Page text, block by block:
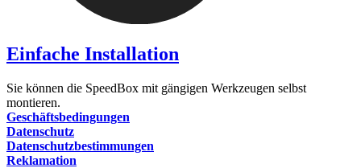
Einfache Installation
Sie können die SpeedBox mit gängigen Werkzeugen selbst
montieren.
Geschäftsbedingungen
Datenschutz
Datenschutzbestimmungen
Reklamation